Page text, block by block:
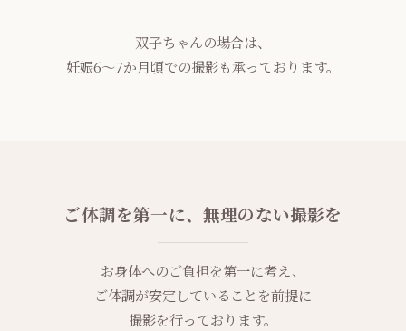
双子ちゃんの場合は、
妊娠6〜7か月頃での撮影も承っております。
ご体調を第一に、無理のない撮影を
お身体へのご負担を第一に考え、
ご体調が安定していることを前提に
撮影を行っております。